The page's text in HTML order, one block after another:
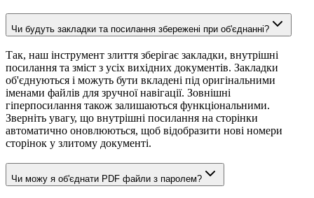
Чи будуть закладки та посилання збережені при об'єднанні?
Так, наш інструмент злиття зберігає закладки, внутрішні
посилання та зміст з усіх вихідних документів. Закладки
об'єднуються і можуть бути вкладені під оригінальними
іменами файлів для зручної навігації. Зовнішні
гіперпосилання також залишаються функціональними.
Зверніть увагу, що внутрішні посилання на сторінки
автоматично оновлюються, щоб відобразити нові номери
сторінок у злитому документі.
Чи можу я об'єднати PDF файли з паролем?